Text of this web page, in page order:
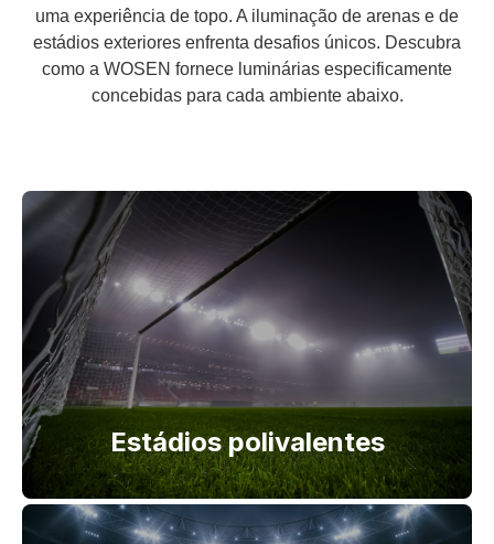
uma experiência de topo. A iluminação de arenas e de
estádios exteriores enfrenta desafios únicos. Descubra
como a WOSEN fornece luminárias especificamente
concebidas para cada ambiente abaixo.
Estádios polivalentes